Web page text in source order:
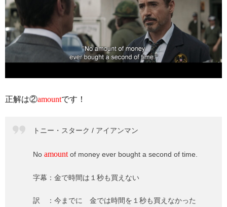
正解は②amountです！
トニー・スターク / アイアンマン
No amountof money ever bought a second of time.
字幕：金で時間は１秒も買えない
訳 ：今までに 金では時間を１秒も買えなかった